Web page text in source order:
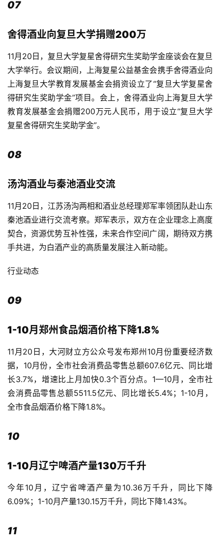
度
人
酒
观
活
动
动
频
登录 注册
07
舍得酒业向复旦大学捐赠200万
11月20日，复旦大学复星舍得研究生奖助学金座谈会在复旦
大学举行。会议期间，上海复星公益基金会携手舍得酒业向
上海复旦大学教育发展基金会捐资设立了“复旦大学复星舍
得研究生奖助学金”项目。会上，舍得酒业向上海复旦大学
教育发展基金会捐赠200万元人民币，用于设立“复旦大学
复星舍得研究生奖助学金”。
08
汤沟酒业与秦池酒业交流
11月20日，江苏汤沟两相和酒业总经理郑军率领团队赴山东
秦池酒业进行交流考察。郑军表示，双方在企业理念上高度
契合，资源优势互补性强，未来合作空间广阔，期待双方携
手共进，为白酒产业的高质量发展注入新动能。
行业动态
09
1-10月郑州食品烟酒价格下降1.8%
11月20日，大河财立方公众号发布郑州10月份重要经济数
据，10月份，全市社会消费品零售总额607.6亿元、同比增
长3.7%，增速比上月加快0.3个百分点。1—10月，全市社
会消费品零售总额5511.5亿元、同比增长5.4%；1-10月，
全市食品烟酒价格下降1.8%。
10
1-10月辽宁啤酒产量130万千升
今年10月，辽宁省啤酒产量为10.36万千升，同比下降
6.09%；1-10月产量130.15万千升，同比下降1.43%。
11